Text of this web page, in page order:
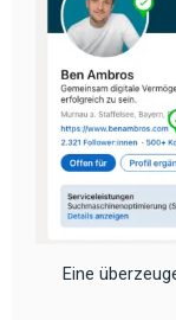
Eine